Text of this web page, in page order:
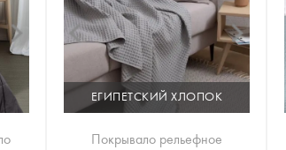
ЕГИПЕТСКИЙ ХЛОПОК
Покрывало рельефное